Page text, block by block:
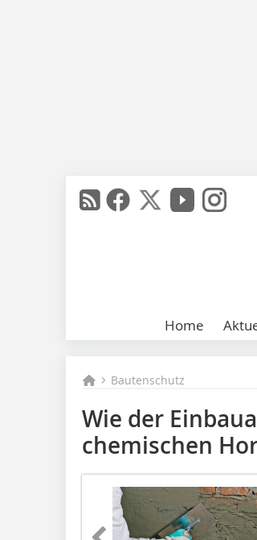
Home
Bautenschutz
Wie der
chemischen